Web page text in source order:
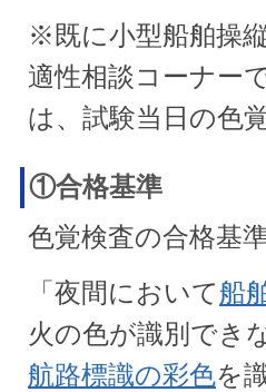
※既に小型船舶操
適性相談コーナー
は、試験当日の色
①合格基準
色覚検査の合格基
「夜間において船
火の色が識別でき
航路標識の彩色を